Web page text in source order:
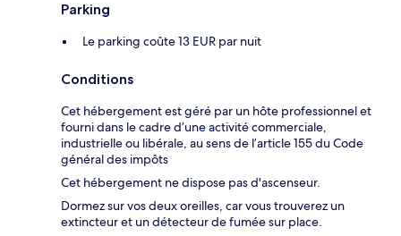
Parking
Le parking coûte 13 EUR par nuit
Conditions
Cet hébergement est géré par un hôte professionnel et
fourni dans le cadre d’une activité commerciale,
industrielle ou libérale, au sens de l’article 155 du Code
général des impôts
Cet hébergement ne dispose pas d'ascenseur.
Dormez sur vos deux oreilles, car vous trouverez un
extincteur et un détecteur de fumée sur place.